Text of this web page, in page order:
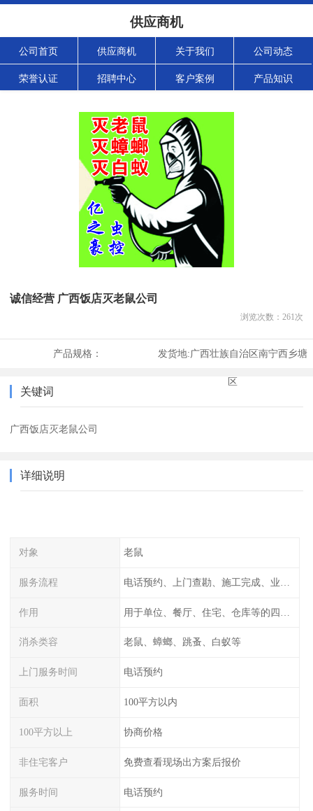
供应商机
公司首页 供应商机 关于我们 公司动态
荣誉认证 招聘中心 客户案例 产品知识
诚信经营 广西饭店灭老鼠公司
浏览次数： 261次
产品规格： 发货地:广西壮族自治区南宁西乡塘
区
关键词
广西饭店灭老鼠公司
详细说明
对象 老鼠
服务流程
作用
消杀类容 老鼠、蟑螂、跳蚤、白蚁等
上门服务时间 电话预约
面积 100平方以内
100平方以上 协商价格
非住宅客户 免费查看现场出方案后报价
服务时间 电话预约